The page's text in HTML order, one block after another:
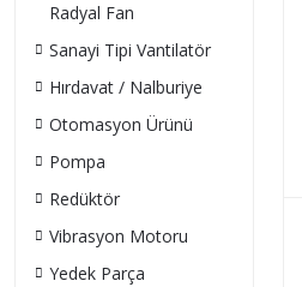
Radyal Fan
Sanayi Tipi Vantilatör
Hırdavat / Nalburiye
Otomasyon Ürünü
Pompa
Redüktör
Vibrasyon Motoru
Yedek Parça